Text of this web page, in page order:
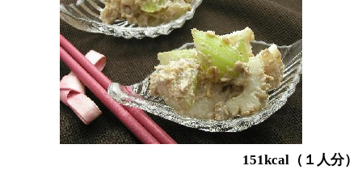
151kcal （１人分）